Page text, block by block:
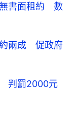
無書面租約 數
兩成 促政府
判罰2000元